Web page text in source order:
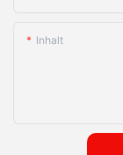
Inhalt